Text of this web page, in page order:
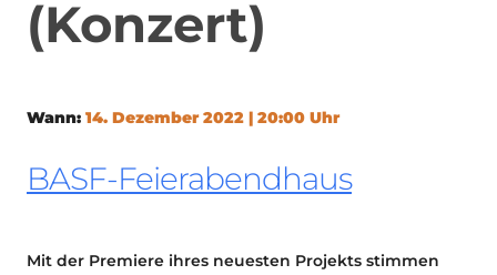
(Konzert)
Wann: 14. Dezember 2022 | 20:00 Uhr
BASF-Feierabendhaus
Mit der Premiere ihres neuesten Projekts stimmen